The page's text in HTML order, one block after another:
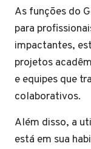
As funções do
para
impactantes,
projetos
e equipes que
colaborativos.
Além disso, a
está em sua